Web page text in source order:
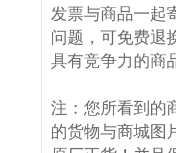
发票与商品一起
问题，可免费退
具有竞争力的商
注：您所看到的
的货物与商城图